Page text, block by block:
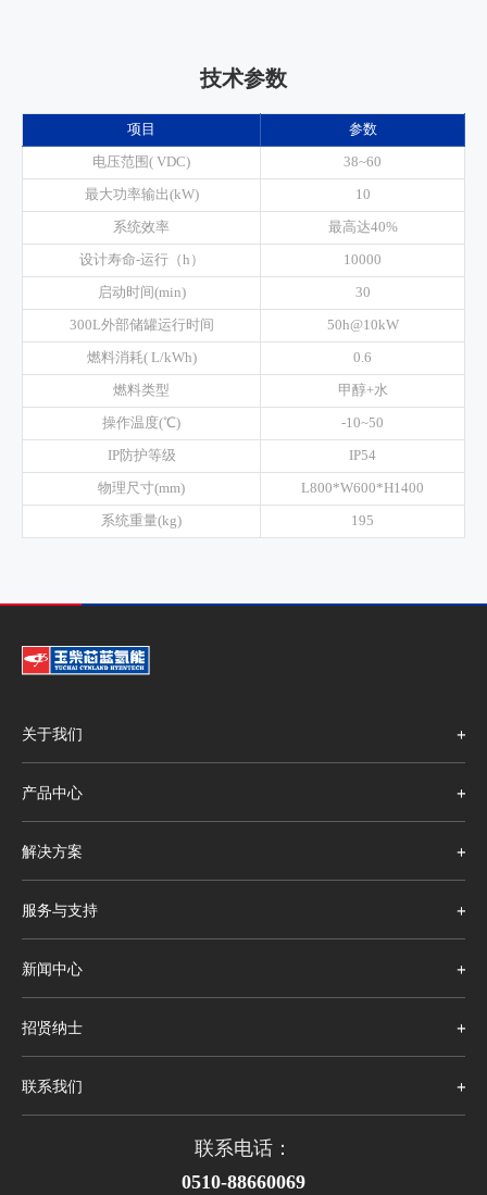
技术参数
项目
参数
电压范围( VDC)
38~60
最大功率输出(kW)
10
系统效率
最高达40%
设计寿命-运行（h）
10000
启动时间(min)
30
300L外部储罐运行时间
50h@10kW
燃料消耗( L/kWh)
0.6
燃料类型
甲醇+水
操作温度(℃)
-10~50
IP防护等级
IP54
物理尺寸(mm)
L800*W600*H1400
系统重量(kg)
195
关于我们
产品中心
解决方案
服务与支持
新闻中心
招贤纳士
联系我们
联系电话：
0510-88660069